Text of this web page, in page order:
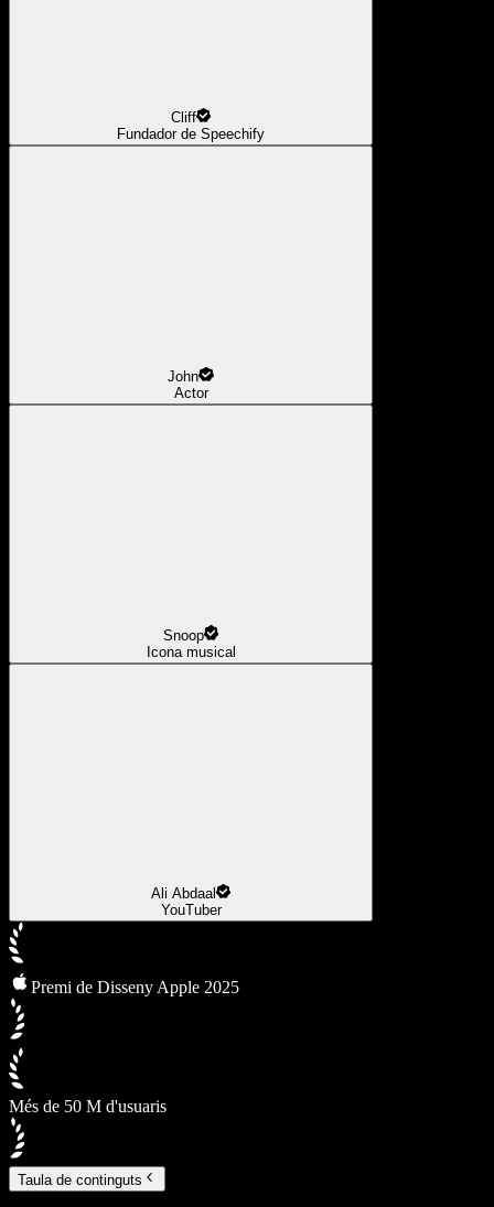
Cliff
Fundador de Speechify
John
Actor
Snoop
Icona musical
Ali Abdaal
YouTuber
Premi de Disseny Apple 2025
Més de 50 M d'usuaris
Taula de continguts